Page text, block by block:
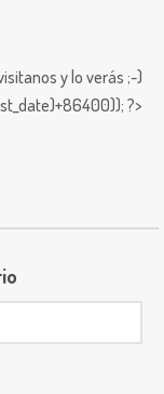
y lo verás ;-)
?>